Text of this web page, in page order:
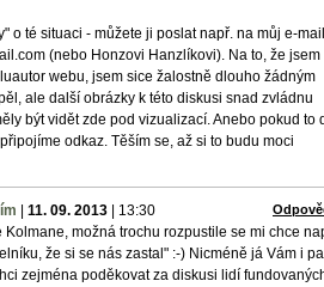
o té situaci - můžete ji poslat např. na můj e-
(nebo Honzovi Hanzlíkovi). Na to, že jsem
webu, jsem sice žalostně dlouho žádným
ale další obrázky k této diskusi snad zvládnu
být vidět zde pod vizualizací. Anebo pokud to
odkaz. Těším se, až si to budu moci
11. 09. 2013 13:30
Kolmane, možná trochu rozpustile se mi chce
že si se nás zastal" :-) Nicméně já Vám i
zejména poděkovat za diskusi lidí